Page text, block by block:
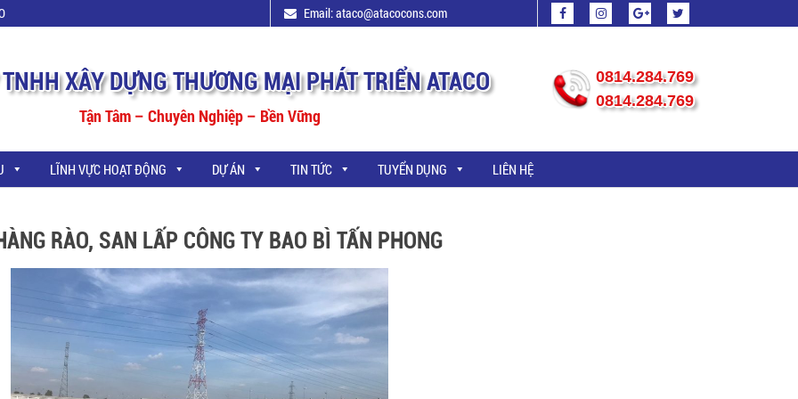
Email: ataco@atacocons.com
XÂY DỰNG THƯƠNG MẠI PHÁT TRIỂN ATACO
Tận Tâm – Chuyên Nghiệp – Bền Vững
0814.284.769
0814.284.769
LĨNH VỰC HOẠT ĐỘNG DỰ ÁN TIN TỨC TUYỂN DỤNG LIÊN HỆ
RÀO, SAN LẤP CÔNG TY BAO BÌ TẤN PHONG